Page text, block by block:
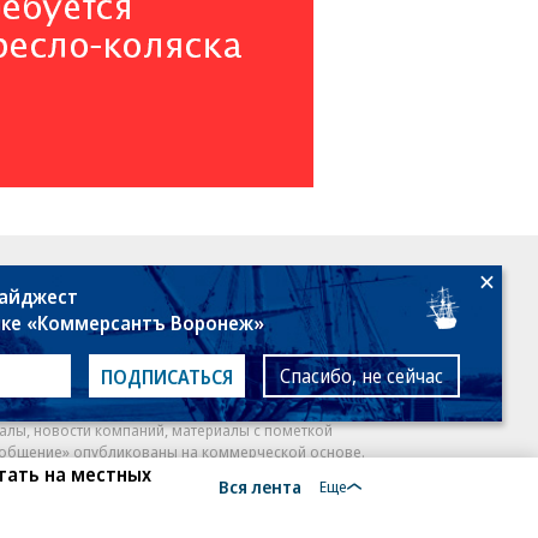
на местных
Вся лента Еще
18+
новости компаний, материалы с пометкой
опубликованы на коммерческой основе.
рекомендательные технологии. Подробнее
«Коммерсантъ Воронеж»
ПОДПИСАТЬСЯ Спасибо, не сейчас